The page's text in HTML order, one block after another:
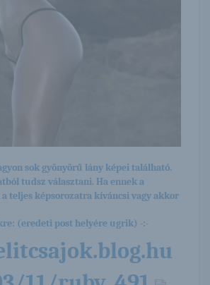
sok gyönyörű lány képei található.
tudsz választani. Ha ennek a
teljes képsorozatra kíváncsi vagy akkor
(eredeti post helyére ugrik) -:-